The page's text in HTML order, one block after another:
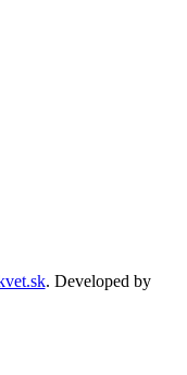
. Developed by